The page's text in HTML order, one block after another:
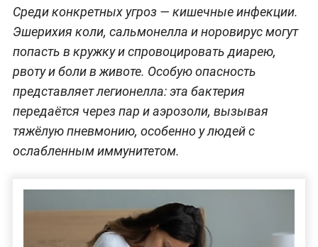
Среди конкретных угроз — кишечные инфекции.
Эшерихия коли, сальмонелла и норовирус могут
попасть в кружку и спровоцировать диарею,
рвоту и боли в животе. Особую опасность
представляет легионелла: эта бактерия
передаётся через пар и аэрозоли, вызывая
тяжёлую пневмонию, особенно у людей с
ослабленным иммунитетом.